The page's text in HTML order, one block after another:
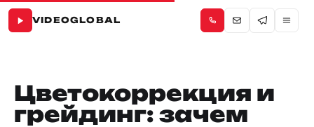
VIDEOGLOBAL
Цветокоррекция и
грейдинг: зачем